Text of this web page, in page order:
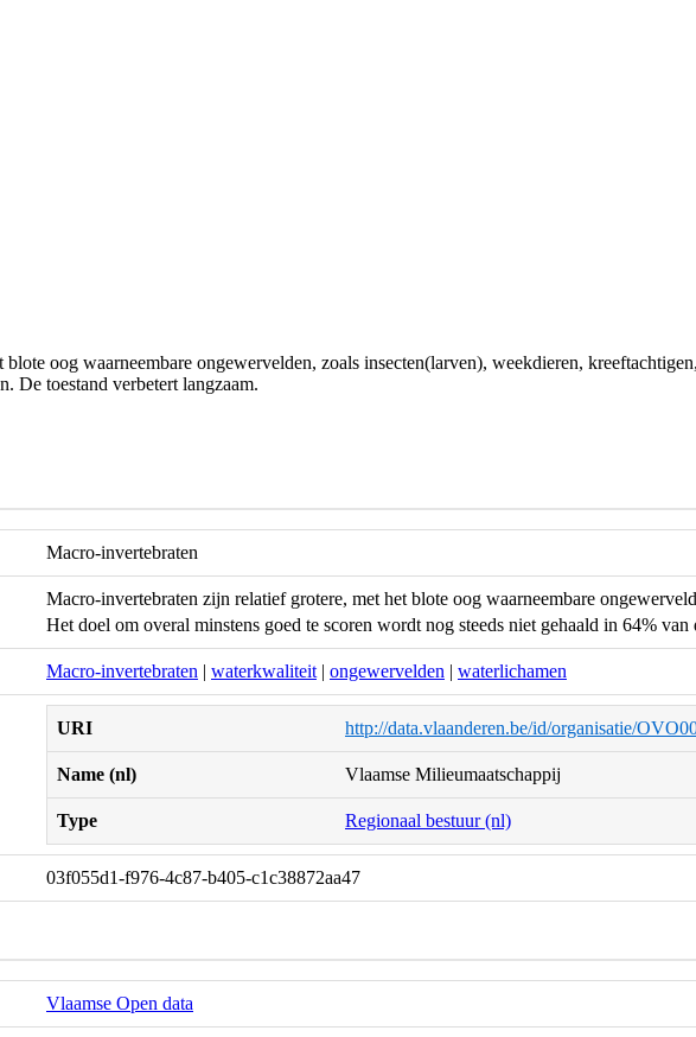
oog waarneembare ongewervelden, zoals insecten(larven), weekdieren,
De toestand verbetert langzaam.
Macro-invertebraten
Macro-invertebraten zijn relatief grotere, met het blote oog waarneembare
Het doel om overal minstens goed te scoren wordt nog steeds niet gehaald in 64%
Macro-invertebraten | waterkwaliteit | ongewervelden | waterlichamen
URI http://data.vlaanderen.be/id/organisatie/
Name (nl) Vlaamse Milieumaatschappij
Type Regionaal bestuur (nl)
03f055d1-f976-4c87-b405-c1c38872aa47
Vlaamse Open data